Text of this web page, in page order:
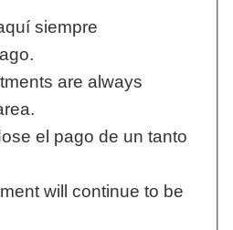
siempre
are always
el pago de un tanto
will continue to be